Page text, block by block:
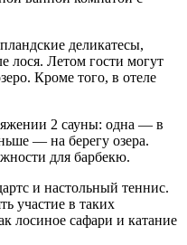
деликатесы,
лося. Летом гости могут
Кроме того, в отеле
2 сауны: одна — в
— на берегу озера.
для барбекю.
и настольный теннис.
участие в таких
лосиное сафари и катание